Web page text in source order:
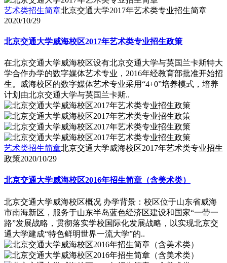
艺术类招生简章北京交通大学2017年艺术类专业招生简章
2020/10/29
北京交通大学威海校区2017年艺术类专业招生政策
在北京交通大学威海校区设有北京交通大学与英国兰卡斯特大
学合作办学的数字媒体艺术专业，2016年经教育部批准开始招
生。威海校区的数字媒体艺术专业采用“4+0”培养模式，培养
计划由北京交通大学与英国兰卡斯..
艺术类招生简章北京交通大学威海校区2017年艺术类专业招生
政策2020/10/29
北京交通大学威海校区2016年招生简章（含美术类）
北京交通大学威海校区概况 办学背景：校区位于山东省威海
市南海新区，服务于山东半岛蓝色经济区建设和国家“一带一
路”发展战略，贯彻落实学校国际化发展战略，以实现北京交
通大学建成“特色鲜明世界一流大学”的..